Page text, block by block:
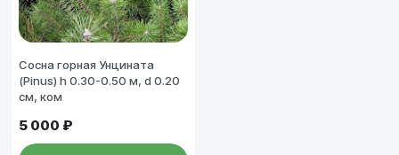
Сосна горная Унцината
(Pinus) h 0.30-0.50 м, d 0.20
см, ком
5 000 ₽